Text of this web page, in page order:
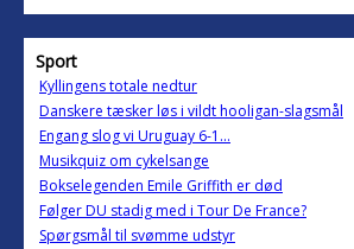
Sport
Kyllingens totale nedtur
Danskere tæsker løs i vildt hooligan-slagsmål
Engang slog vi Uruguay 6-1...
Musikquiz om cykelsange
Bokselegenden Emile Griffith er død
Følger DU stadig med i Tour De France?
Spørgsmål til svømme udstyr